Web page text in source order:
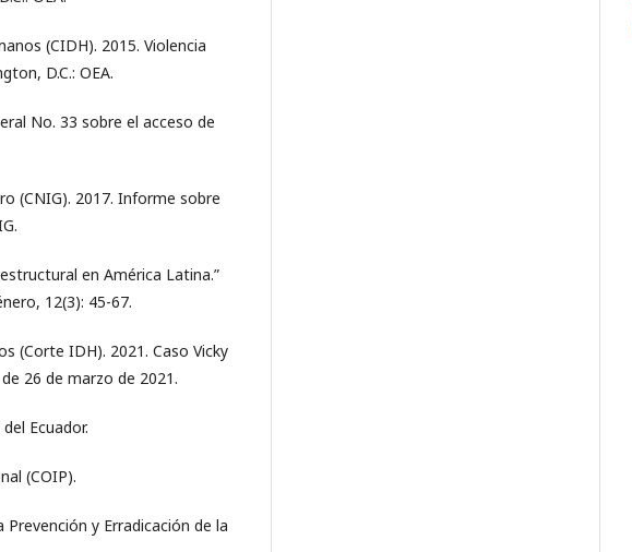
(CIDH). 2015. Violencia
D.C.: OEA.
No. 33 sobre el acceso de
(CNIG). 2017. Informe sobre
en América Latina.”
12(3): 45-67.
(Corte IDH). 2021. Caso Vicky
26 de marzo de 2021.
Ecuador.
(COIP).
Prevención y Erradicación de la